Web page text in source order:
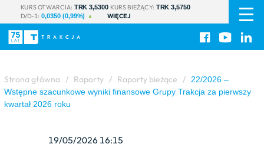
KURS OTWARCIA: TRK 3,5300 KURS BIEŻĄCY: TRK 3,5750
D/D-1: 0,0350 (0,99%) WIĘCEJ
PL
EN
Strona główna / Raporty / Raporty bieżące /
22/2026 –
Wstępne szacunkowe wyniki finansowe Grupy Trakcja za pierwszy
kwartał 2026 roku
19/05/2026 16:15